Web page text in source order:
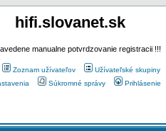
hifi.slovanet.sk
manualne potvrdzovanie registracii !!!
Zoznam užívateľov Užívateľské skupiny
Súkromné správy Prihlásenie